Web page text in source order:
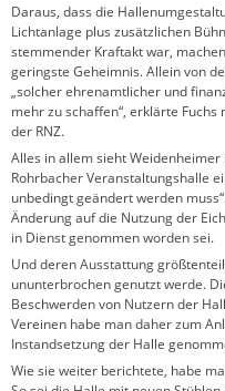
Daraus, dass die
Lichtanlage plus zusätzlichen
stemmender Kraftakt war,
geringste Geheimnis. Allein von
„solcher ehrenamtlicher und
mehr zu schaffen“, erklärte
der RNZ.
Alles in allem sieht
Rohrbacher Veranstaltungshalle
unbedingt geändert werden
Änderung auf die Nutzung der
in Dienst genommen worden sei.
Und deren Ausstattung
ununterbrochen genutzt werde.
Beschwerden von Nutzern der
Vereinen habe man daher zum
Instandsetzung der Halle
Wie sie weiter berichtete, habe